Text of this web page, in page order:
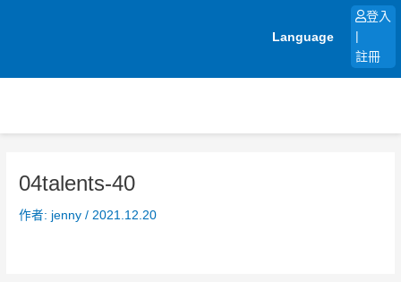
Language
登入
註冊
04talents-40
作者: jenny/ 2021.12.20